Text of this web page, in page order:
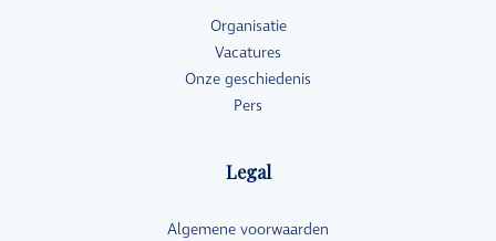
Organisatie
Vacatures
Onze geschiedenis
Pers
Legal
Algemene voorwaarden